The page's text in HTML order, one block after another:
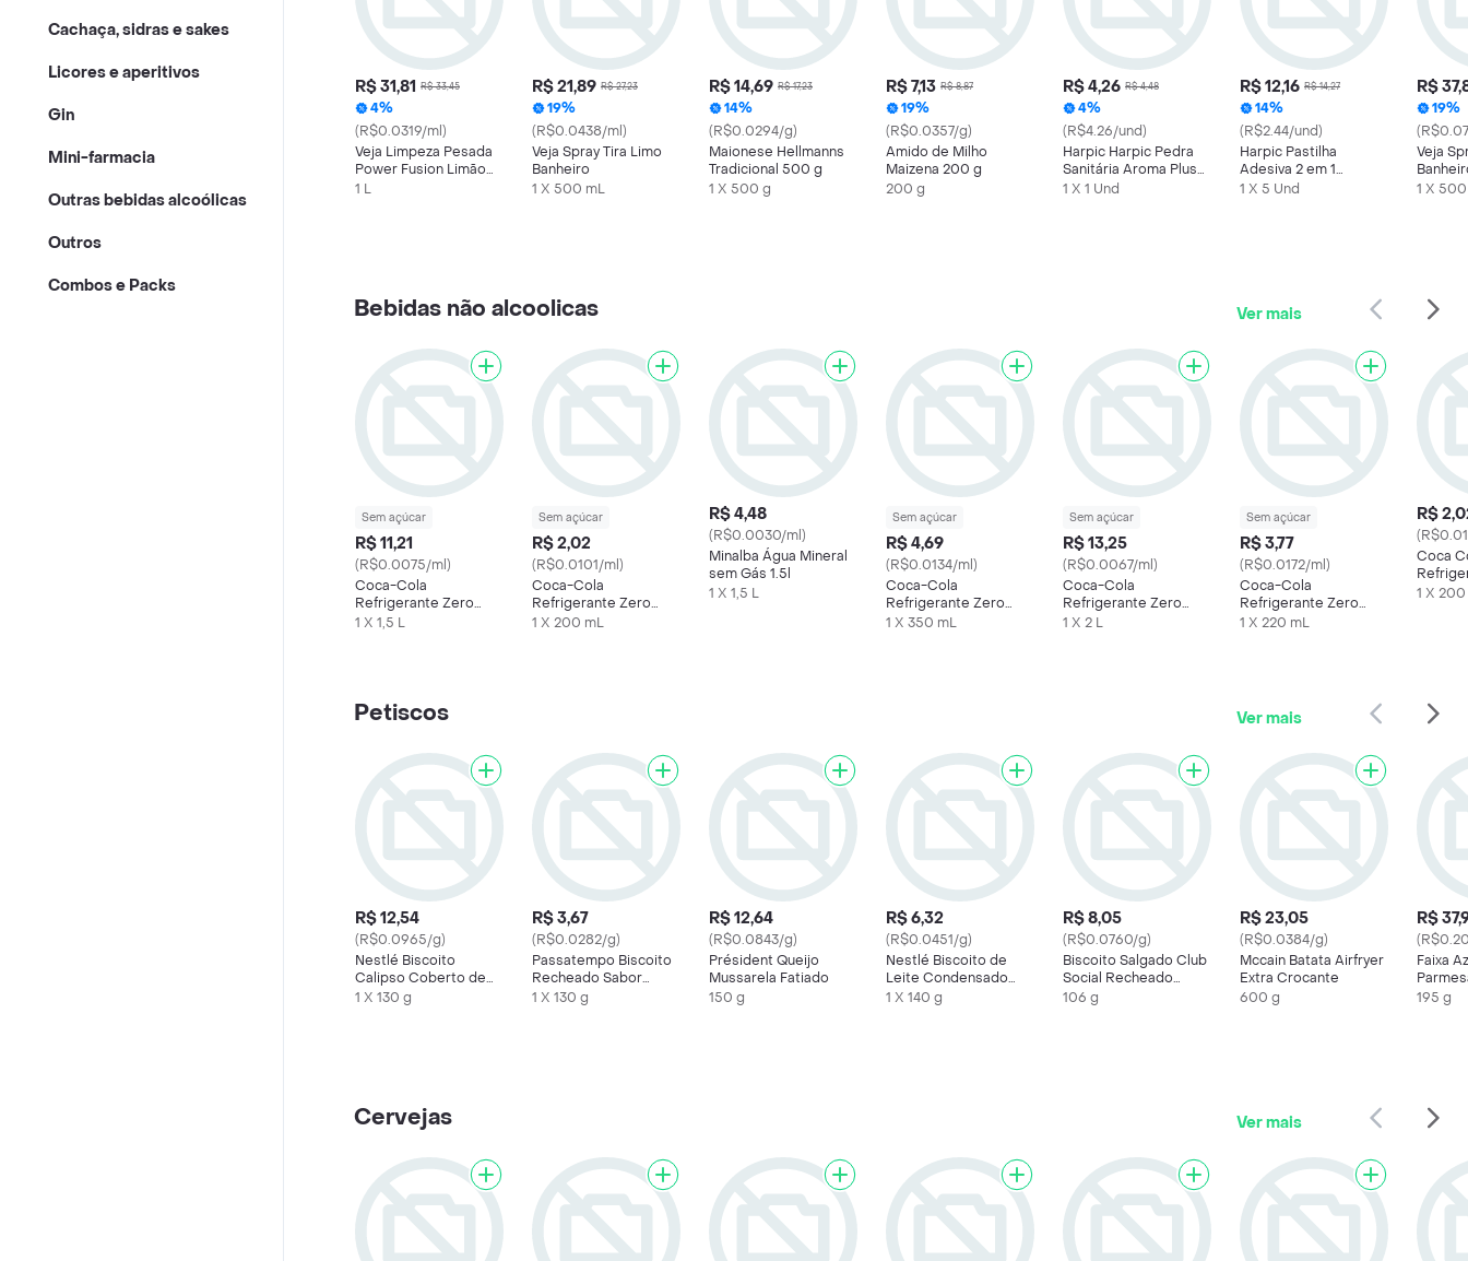
Cachaça, sidras e sakes
Licores e aperitivos
Gin
Mini-farmacia
Outras bebidas alcoólicas
Outros
Combos e Packs
R$ 31,81 R$ 33,45
4%
(R$0.0319/ml)
Veja Limpeza Pesada
Power Fusion Limão
Limpador de Pisos
1 L
R$ 21,89 R$ 27,23
19%
(R$0.0438/ml)
Veja Spray Tira Limo
Banheiro
1 X 500 mL
R$ 14,69 R$ 17,23
14%
(R$0.0294/g)
Maionese Hellmanns
Tradicional 500 g
1 X 500 g
R$ 7,13 R$ 8,87
19%
(R$0.0357/g)
Amido de Milho
Maizena 200 g
200 g
R$ 4,26 R$ 4,48
4%
(R$4.26/und)
Harpic Harpic Pedra
Sanitária Aroma Plus
Lavanda
1 X 1 Und
R$ 12,16 R$ 14,27
14%
(R$2.44/und)
Harpic Pastilha
Adesiva 2 em 1
Fragrância Lavanda 5
1 X 5 Und
R$
19%
Veja
1 X
Bebidas não alcoolicas Ver mais
Sem açúcar
R$ 11,21
(R$0.0075/ml)
Coca-Cola
Refrigerante Zero
Açúcar Garrafa 1.5 l
1 X 1,5 L
Sem açúcar
R$ 2,02
(R$0.0101/ml)
Coca-Cola
Refrigerante Zero
Açúcar Mini Garrafa
1 X 200 mL
R$ 4,48
(R$0.0030/ml)
Minalba Água Mineral
sem Gás 1.5l
1 X 1,5 L
Sem açúcar
R$ 4,69
(R$0.0134/ml)
Coca-Cola
Refrigerante Zero
Açúcar Lata 350 mL
1 X 350 mL
Sem açúcar
R$ 13,25
(R$0.0067/ml)
Coca-Cola
Refrigerante Zero
Açúcar Garrafa
1 X 2 L
Sem açúcar
R$ 3,77
(R$0.0172/ml)
Coca-Cola
Refrigerante Zero
Açúcar Mini Lata
1 X 220 mL
R$
Coca
1 X
Petiscos Ver mais
R$ 12,54
(R$0.0965/g)
Nestlé Biscoito
Calipso Coberto de
Chocolate
1 X 130 g
R$ 3,67
(R$0.0282/g)
Passatempo Biscoito
Recheado Sabor
Morango
1 X 130 g
R$ 12,64
(R$0.0843/g)
Président Queijo
Mussarela Fatiado
150 g
R$ 6,32
(R$0.0451/g)
Nestlé Biscoito de
Leite Condensado
Moça
1 X 140 g
R$ 8,05
(R$0.0760/g)
Biscoito Salgado Club
Social Recheado
Queijo, Tomate e
106 g
R$ 23,05
(R$0.0384/g)
Mccain Batata Airfryer
Extra Crocante
600 g
R$
Faixa
195 g
Cervejas Ver mais